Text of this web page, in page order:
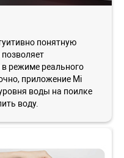
понятную
режиме реального
приложение Mi
воды на поилке
воду.